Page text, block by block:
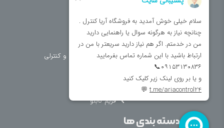
خانه
درباره ما
تماس با ما
فروشگاه
اتوماسیون
تجهیزات تابلویی
تجهیزات حفاظتی و کنترلی
فریم تابلو
سایر دسته بندی ها